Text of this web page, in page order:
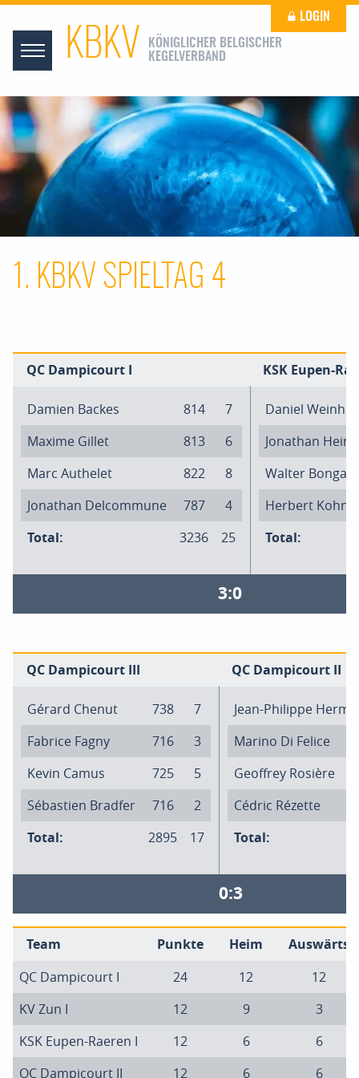
KBKV
KÖNIGLICHER BELGISCHER
KEGELVERBAND
LOGIN
1. KBKV SPIELTAG 4
QC Dampicourt I KSK Eupen-
Damien Backes 814
7
Maxime Gillet
813
6
Marc Authelet
822
8
Jonathan Delcommune
787
4
Total:
3236 25
Daniel
Jonathan
Walter
Herbert
Total:
3:0
QC Dampicourt III QC Dampicourt II
Gérard Chenut 738
7
Fabrice Fagny
716
3
Kevin Camus
725
5
Sébastien Bradfer
716
2
Total:
2895 17
Jean-Philippe
Marino Di Felice
Geoffrey Rosière
Cédric Rézette
Total:
0:3
Team Punkte Heim
Auswärts
QC Dampicourt I
24 12
12
KV Zun I
12 9
3
KSK Eupen-Raeren I
12 6
6
QC Dampicourt II
12 6 6